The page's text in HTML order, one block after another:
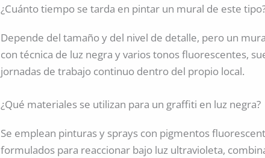
¿Cuánto tiempo se tarda en pintar un mural de este
Depende del tamaño y del nivel de detalle, pero un
con técnica de luz negra y varios tonos fluorescentes,
jornadas de trabajo continuo dentro del propio local.
¿Qué materiales se utilizan para un graffiti en luz negra?
Se emplean pinturas y sprays con pigmentos
formulados para reaccionar bajo luz ultravioleta,